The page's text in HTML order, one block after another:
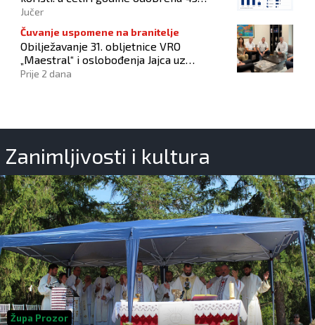
zahtjeva
Jučer
Čuvanje uspomene na branitelje
Obilježavanje 31. obljetnice VRO
„Maestral“ i oslobođenja Jajca uz
pokroviteljstvo HNS-a BiH
Prije 2 dana
Zanimljivosti i kultura
Župa Prozor